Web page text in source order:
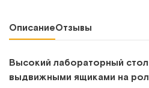
ОписаниеОтзывы
Высокий лабораторный
выдвижными ящиками на